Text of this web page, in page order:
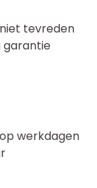
tevreden
garantie
werkdagen